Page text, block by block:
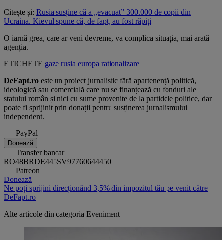
Citește și: Rusia susține că a „evacuat” 300.000 de copii din
Ucraina. Kievul spune că, de fapt, au fost răpiți
O iarnă grea, care ar veni devreme, va complica situația, mai arată
agenția.
ETICHETE gaze rusia europa rationalizare
DeFapt.ro este un proiect jurnalistic fără apartenență politică,
ideologică sau comercială care nu se finanțează cu fonduri ale
statului român și nici cu sume provenite de la partidele politice, dar
poate fi sprijinit prin donații pentru susținerea jurnalismului
independent.
PayPal
Donează
Transfer bancar
RO48BRDE445SV97760644450
Patreon
Donează
Ne poți sprijini direcționând 3,5% din impozitul tău pe venit către
DeFapt.ro
Alte articole din categoria Eveniment